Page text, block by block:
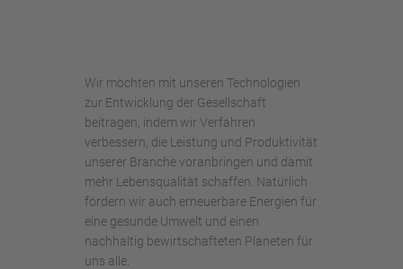
Wir möchten mit unseren Technologien
zur Entwicklung der Gesellschaft
beitragen, indem wir Verfahren
verbessern, die Leistung und Produktivität
unserer Branche voranbringen und damit
mehr Lebensqualität schaffen. Natürlich
fördern wir auch erneuerbare Energien für
eine gesunde Umwelt und einen
nachhaltig bewirtschafteten Planeten für
uns alle.